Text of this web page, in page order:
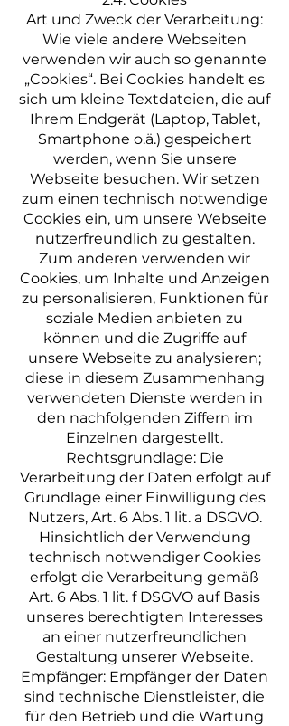
Art und Zweck der Verarbeitung:
Wie viele andere Webseiten
verwenden wir auch so genannte
„Cookies“. Bei Cookies handelt es
sich um kleine Textdateien, die auf
Ihrem Endgerät (Laptop, Tablet,
Smartphone o.ä.) gespeichert
werden, wenn Sie unsere
Webseite besuchen. Wir setzen
zum einen technisch notwendige
Cookies ein, um unsere Webseite
nutzerfreundlich zu gestalten.
Zum anderen verwenden wir
Cookies, um Inhalte und Anzeigen
zu personalisieren, Funktionen für
soziale Medien anbieten zu
können und die Zugriffe auf
unsere Webseite zu analysieren;
diese in diesem Zusammenhang
verwendeten Dienste werden in
den nachfolgenden Ziffern im
Einzelnen dargestellt.
Rechtsgrundlage: Die
Verarbeitung der Daten erfolgt auf
Grundlage einer Einwilligung des
Nutzers, Art. 6 Abs. 1 lit. a DSGVO.
Hinsichtlich der Verwendung
technisch notwendiger Cookies
erfolgt die Verarbeitung gemäß
Art. 6 Abs. 1 lit. f DSGVO auf Basis
unseres berechtigten Interesses
an einer nutzerfreundlichen
Gestaltung unserer Webseite.
Empfänger: Empfänger der Daten
sind technische Dienstleister, die
für den Betrieb und die Wartung